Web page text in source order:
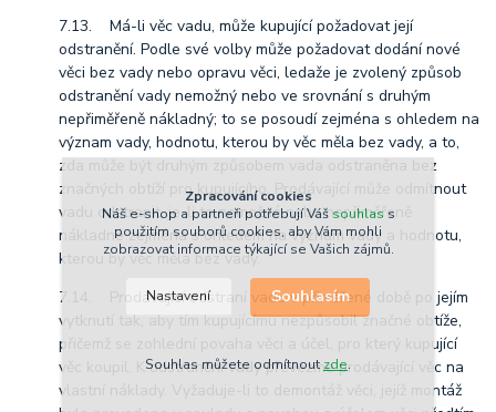
7.13. Má-li věc vadu, může kupující požadovat její
odstranění. Podle své volby může požadovat dodání nové
věci bez vady nebo opravu věci, ledaže je zvolený způsob
odstranění vady nemožný nebo ve srovnání s druhým
nepřiměřeně nákladný; to se posoudí zejména s ohledem na
význam vady, hodnotu, kterou by věc měla bez vady, a to,
zda může být druhým způsobem vada odstraněna bez
značných obtíží pro kupujícího. Prodávající může odmítnout
vadu odstranit, je-li to nemožné nebo nepřiměřeně
nákladné zejména s ohledem na význam vady a hodnotu,
kterou by věc měla bez vady.
7.14. Prodávající odstraní vadu v přiměřené době po jejím
vytknutí tak, aby tím kupujícímu nezpůsobil značné obtíže,
přičemž se zohlední povaha věci a účel, pro který kupující
věc koupil. K odstranění vady převezme prodávající věc na
vlastní náklady. Vyžaduje-li to demontáž věci, jejíž montáž
Zpracování cookies
Náš e-shop a partneři potřebují Vášsouhlas s
použitím souborů cookies, aby Vám mohli
zobrazovat informace týkající se Vašich zájmů.
Nastavení Souhlasím
Souhlas můžete odmítnoutzde.